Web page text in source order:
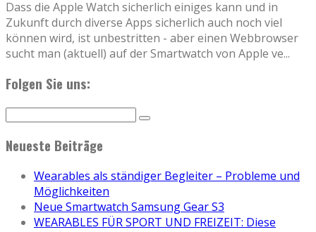
Dass die Apple Watch sicherlich einiges kann und in
Zukunft durch diverse Apps sicherlich auch noch viel
können wird, ist unbestritten - aber einen Webbrowser
sucht man (aktuell) auf der Smartwatch von Apple ve...
Folgen Sie uns:
Neueste Beiträge
Wearables als ständiger Begleiter – Probleme und
Möglichkeiten
Neue Smartwatch Samsung Gear S3
WEARABLES FÜR SPORT UND FREIZEIT: Diese